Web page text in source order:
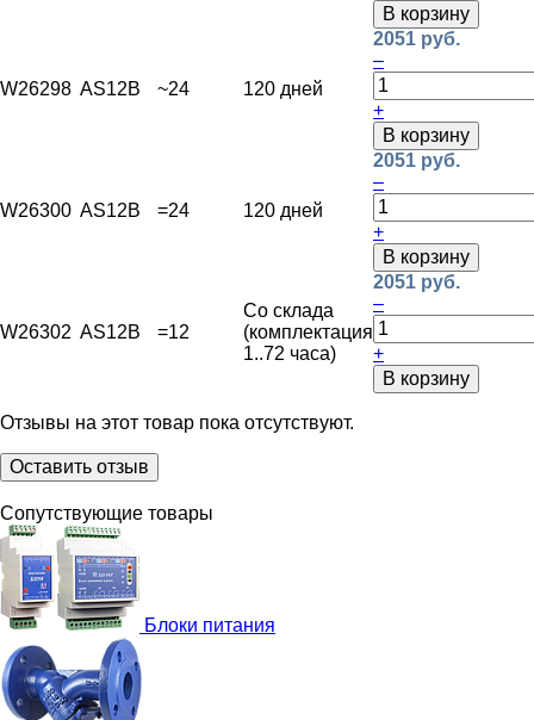
В корзину
W26298 AS12B ~24 120 дней
2051 руб.
–
+
В корзину
W26300 AS12B =24 120 дней
2051 руб.
–
+
В корзину
W26302 AS12B =12
Со склада
(комплектация
1..72 часа)
2051 руб.
–
+
В корзину
Отзывы на этот товар пока отсутствуют.
Оставить отзыв
Сопутствующие товары
Блоки питания